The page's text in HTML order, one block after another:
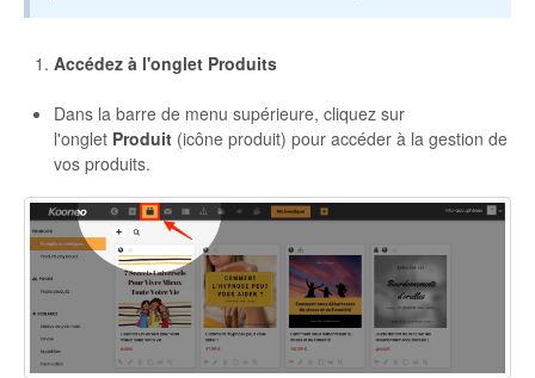
Hub
Mon compte
Accédez à l'onglet Produits
Dans la barre de menu supérieure, cliquez sur
l'onglet Produit (icône produit) pour accéder à la gestion de
vos produits.